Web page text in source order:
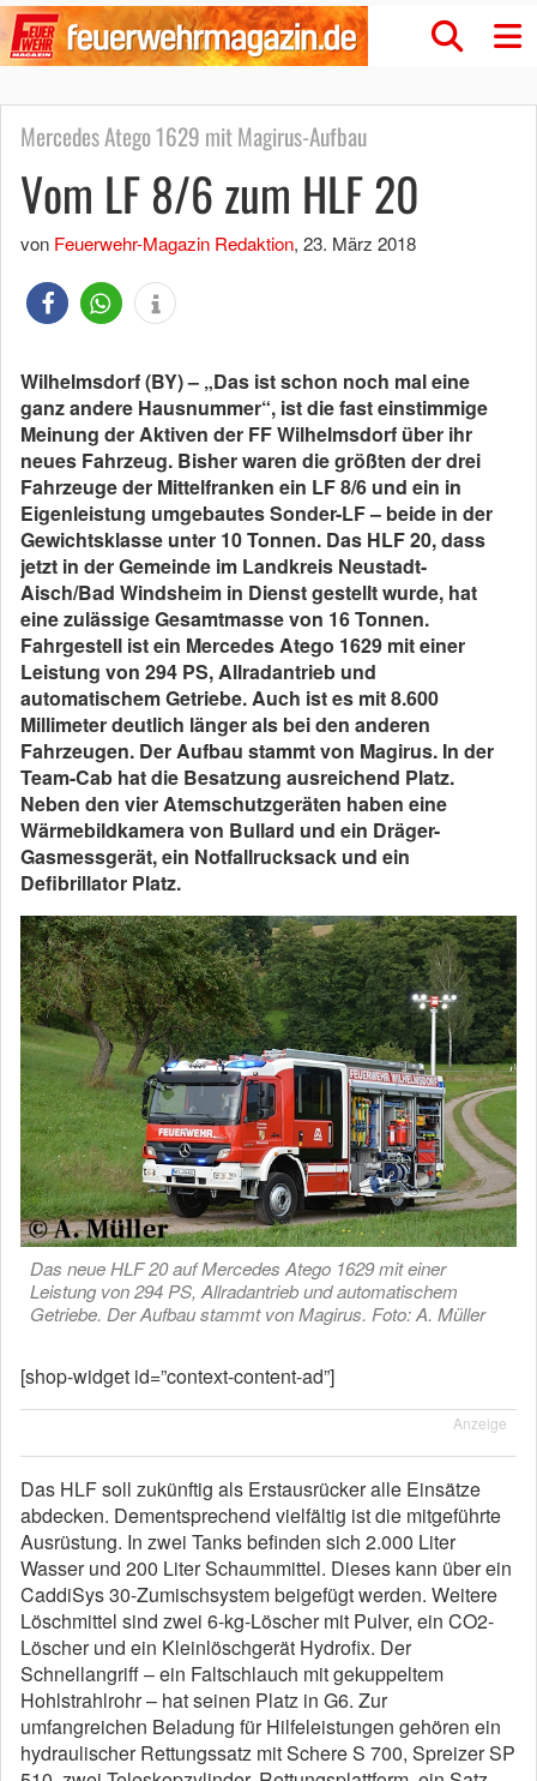
Mercedes Atego 1629 mit Magirus-Aufbau
Vom LF 8/6 zum HLF 20
von Feuerwehr-Magazin Redaktion, 23. März 2018
Wilhelmsdorf (BY) – „Das ist schon noch mal eine
ganz andere Hausnummer“, ist die fast einstimmige
Meinung der Aktiven der FF Wilhelmsdorf über ihr
neues Fahrzeug. Bisher waren die größten der drei
Fahrzeuge der Mittelfranken ein LF 8/6 und ein in
Eigenleistung umgebautes Sonder-LF – beide in der
Gewichtsklasse unter 10 Tonnen. Das HLF 20, dass
jetzt in der Gemeinde im Landkreis Neustadt-
Aisch/Bad Windsheim in Dienst gestellt wurde, hat
eine zulässige Gesamtmasse von 16 Tonnen.
Fahrgestell ist ein Mercedes Atego 1629 mit einer
Leistung von 294 PS, Allradantrieb und
automatischem Getriebe. Auch ist es mit 8.600
Millimeter deutlich länger als bei den anderen
Fahrzeugen. Der Aufbau stammt von Magirus. In der
Team-Cab hat die Besatzung ausreichend Platz.
Neben den vier Atemschutzgeräten haben eine
Wärmebildkamera von Bullard und ein Dräger-
Gasmessgerät, ein Notfallrucksack und ein
Defibrillator Platz.
Das neue HLF 20 auf Mercedes Atego 1629 mit einer
Leistung von 294 PS, Allradantrieb und automatischem
Getriebe. Der Aufbau stammt von Magirus. Foto: A. Müller
[shop-widget id=”context-content-ad”]
Anzeige
Das HLF soll zukünftig als Erstausrücker alle Einsätze
abdecken. Dementsprechend vielfältig ist die mitgeführte
Ausrüstung. In zwei Tanks befinden sich 2.000 Liter
Wasser und 200 Liter Schaummittel. Dieses kann über ein
CaddiSys 30-Zumischsystem beigefügt werden. Weitere
Löschmittel sind zwei 6-kg-Löscher mit Pulver, ein CO2-
Löscher und ein Kleinlöschgerät Hydrofix. Der
Schnellangriff – ein Faltschlauch mit gekuppeltem
Hohlstrahlrohr – hat seinen Platz in G6. Zur
umfangreichen Beladung für Hilfeleistungen gehören ein
hydraulischer Rettungssatz mit Schere S 700, Spreizer SP